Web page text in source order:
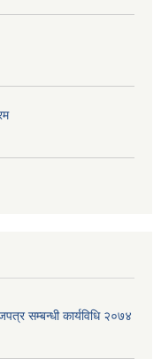
सम्बन्धी कार्यविधि २०७४